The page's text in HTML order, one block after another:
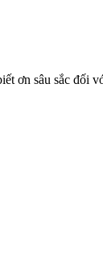
ơn sâu sắc đối